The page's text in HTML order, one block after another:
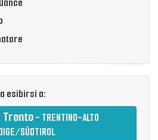
esibirsi a:
- TRENTINO-ALTO
SÜDTIROL